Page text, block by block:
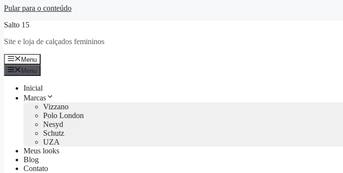
Pular para o conteúdo
Salto 15
Site e loja de calçados femininos
Menu
Menu
Inicial
Marcas
Vizzano
Polo London
Nesyd
Schutz
UZA
Meus looks
Blog
Contato